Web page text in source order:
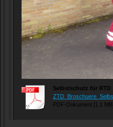
Selbstschutz für RTD
PDF-Dokument [1.1